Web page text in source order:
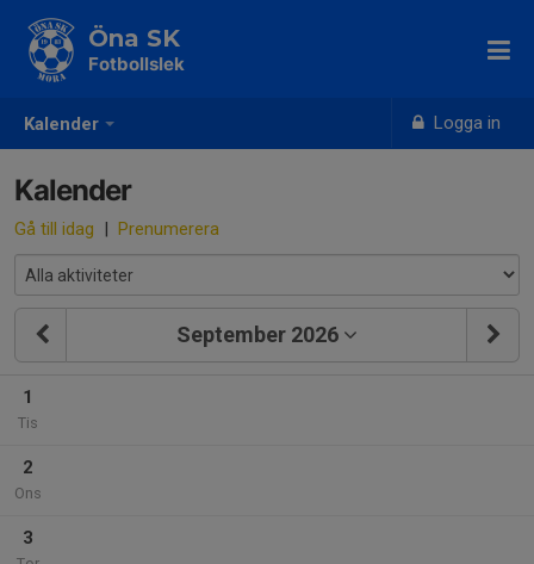
Kalender Logga in
Öna SK
Fotbollslek
Kalender
Gå till idag | Prenumerera
September 2026
1
Tis
2
Ons
3